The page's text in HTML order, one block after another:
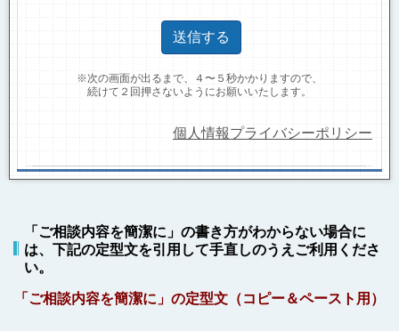
※次の画面が出るまで、４〜５秒かかりますので、
続けて２回押さないようにお願いいたします。
個人情報プライバシーポリシー
「ご相談内容を簡潔に」の書き方がわからない場合に
は、下記の定型文を引用して手直しのうえご利用くださ
い。
「ご相談内容を簡潔に」の定型文（コピー＆ペースト用）